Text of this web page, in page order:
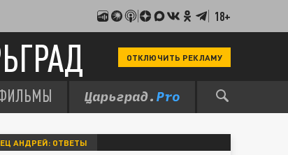
18+
ОТКЛЮЧИТЬ РЕКЛАМУ
АНДРЕЙ: ОТВЕТЫ